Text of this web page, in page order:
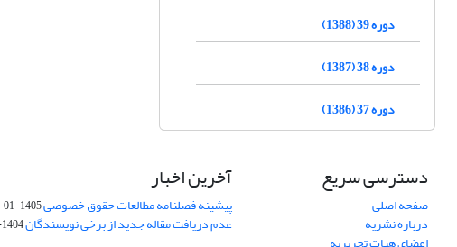
دوره 39 (1388)
دوره 38 (1387)
دوره 37 (1386)
دسترسی سریع
صفحه اصلی
درباره نشریه
آخرین اخبار
پیشینه فصلنامه مطالعات حقوق خصوصی1405-01-01
عدم دریافت مقاله جدید از برخی نویسندگان1404-03-20